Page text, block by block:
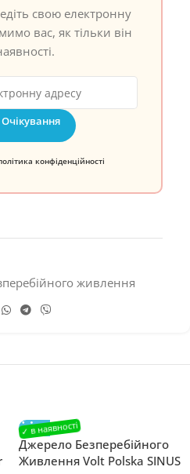
свою електронну
вас, як тільки він
конфіденційності
живлення
Джерело Безперебійного
Живлення Volt Polska SINUS